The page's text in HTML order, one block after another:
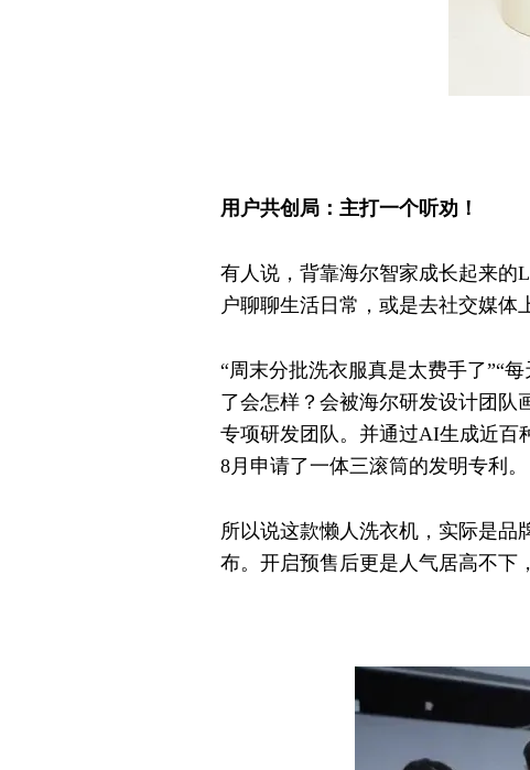
用户共创局：主打一个听劝！
有人说，背靠海尔智家成长起来的
户聊聊生活日常，或是去社交媒体
“周末分批洗衣服真是太费手了”“
了会怎样？会被海尔研发设计团队
专项研发团队。并通过AI生成近百
8月申请了一体三滚筒的发明专利。
所以说这款懒人洗衣机，实际是品
布。开启预售后更是人气居高不下